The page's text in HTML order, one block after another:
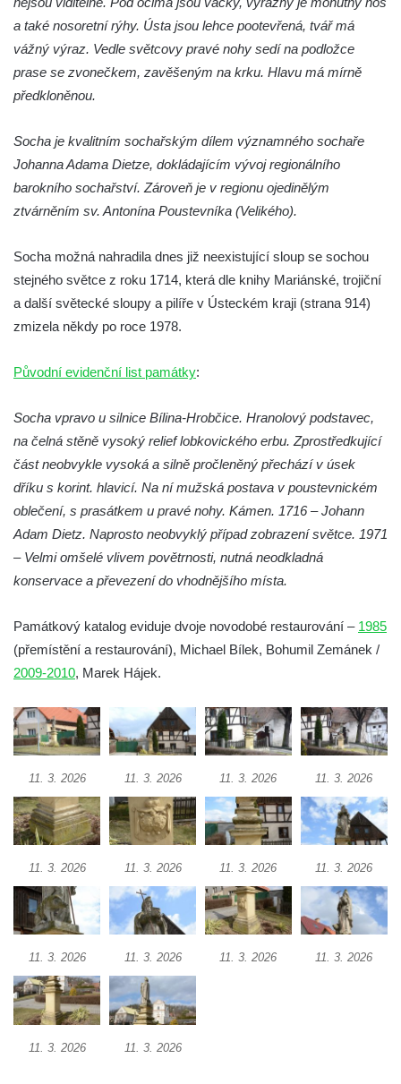
kostela svatého Mikuláše v Českých
Budějovicích
Socha svatého Jana Nepomuckého u
kostela svaté Rodiny v Českých
Socha S tebou v parku na Senovážném
náměstí v Českých Budějovicích
Sousoší Humanoidi na Lannově třídě v
Českých Budějovicích
Pomník Vojtěcha Adalberta Lanny v parku
Na Sadech v Českých Budějovicích
Sadech v Českých Budějovicích
Českých Budějovicích
Poslední dochovaný tramvajový sloup na
Pražské třídě v Českých Budějovicích
Socha Civilizovaní na Husově třídě v
Českých Budějovicích
Sadech u Mlýnské stoky v Českých
Budějovicích
Sochy brouků u Mlýnské stoky v Českých
Budějovicích
Socha svatého Vincence Ferrerského na
nádvoří kláštera dominikánů v Českých
Budějovicích
Socha svatého Zachariáše na nádvoří
kláštera dominikánů v Českých
dominikánů v Českých Budějovicích
Socha svaté Anny na nádvoří kláštera
dominikánů v Českých Budějovicích
Socha svatého Dominika na nádvoří
kláštera dominikánů v Českých
a také nosoretní rýhy. Ústa jsou lehce pootevřená, tvář má
vážný výraz. Vedle světcovy pravé nohy sedí na podložce
prase se zvonečkem, zavěšeným na krku. Hlavu má mírně
předkloněnou.
Socha je kvalitním sochařským dílem významného sochaře
Johanna Adama Dietze, dokládajícím vývoj regionálního
barokního sochařství. Zároveň je v regionu ojedinělým
ztvárněním sv. Antonína Poustevníka (Velikého).
Socha možná nahradila dnes již neexistující sloup se sochou
stejného světce z roku 1714, která dle knihy Mariánské, trojiční
a další světecké sloupy a pilíře v Ústeckém kraji (strana 914)
zmizela někdy po roce 1978.
Původní evidenční list památky:
Socha vpravo u silnice Bílina-Hrobčice. Hranolový podstavec,
na čelná stěně vysoký relief lobkovického erbu. Zprostředkující
část neobvykle vysoká a silně pročleněný přechází v úsek
dříku s korint. hlavicí. Na ní mužská postava v poustevnickém
oblečení, s prasátkem u pravé nohy. Kámen. 1716 – Johann
Adam Dietz. Naprosto neobvyklý případ zobrazení světce. 1971
– Velmi omšelé vlivem povětrnosti, nutná neodkladná
konservace a převezení do vhodnějšího místa.
Památkový katalog eviduje dvoje novodobé restaurování – 1985
(přemístění a restaurování), Michael Bílek, Bohumil Zemánek /
2009-2010, Marek Hájek.
11. 3. 2026 11. 3. 2026 11. 3. 2026 11. 3. 2026
11. 3. 2026 11. 3. 2026 11. 3. 2026 11. 3. 2026
11. 3. 2026 11. 3. 2026 11. 3. 2026 11. 3. 2026
11. 3. 2026 11. 3. 2026